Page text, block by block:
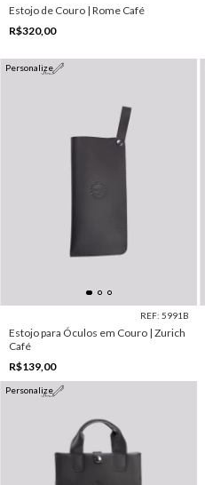
Estojo de Couro | Rome Café
R$320,00
Personalize
REF: 5991B
Estojo para Óculos em Couro | Zurich
Café
R$139,00
Personalize